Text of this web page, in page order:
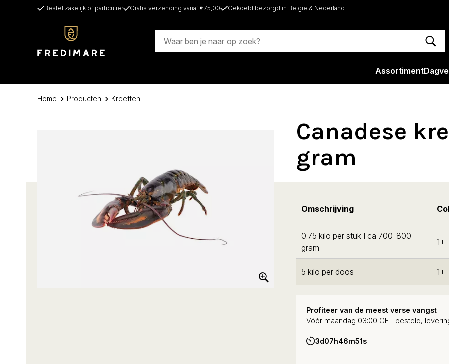
Bestel zakelijk of particulier Gratis verzending vanaf €75,00 Gekoeld bezorgd in België & Nederland
Assortiment
Home Producten Kreeften
Canadese
gram
Omschrijving
0.75 kilo per stuk I ca 700-800
gram
1+
5 kilo per doos 1+
Profiteer van de meest verse vangst
Vóór maandag 03:00 CET besteld,
3d07h46m49s